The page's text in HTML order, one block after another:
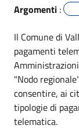
Argomenti :
Il Comune di
pagamenti
"Nodo
consentire, ai
tipologie di
telematica.